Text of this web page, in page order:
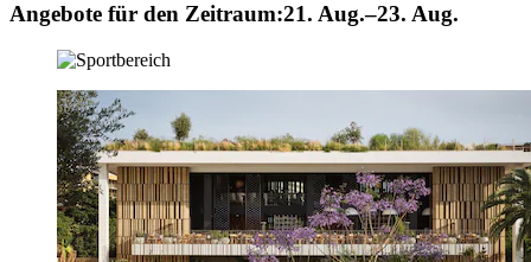
Angebote für den Zeitraum:21. Aug.–23. Aug.